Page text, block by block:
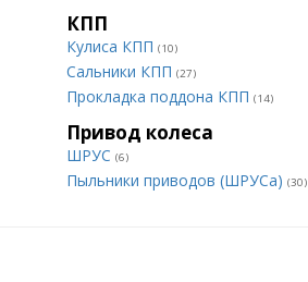
КПП
Кулиса КПП (10)
Сальники КПП (27)
Прокладка поддона КПП (14)
Привод колеса
ШРУС (6)
Пыльники приводов (ШРУСа) (30)